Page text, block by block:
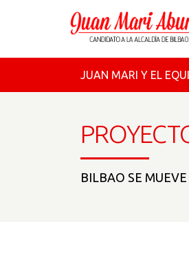
JUAN MARI Y EL
BILBAO SE